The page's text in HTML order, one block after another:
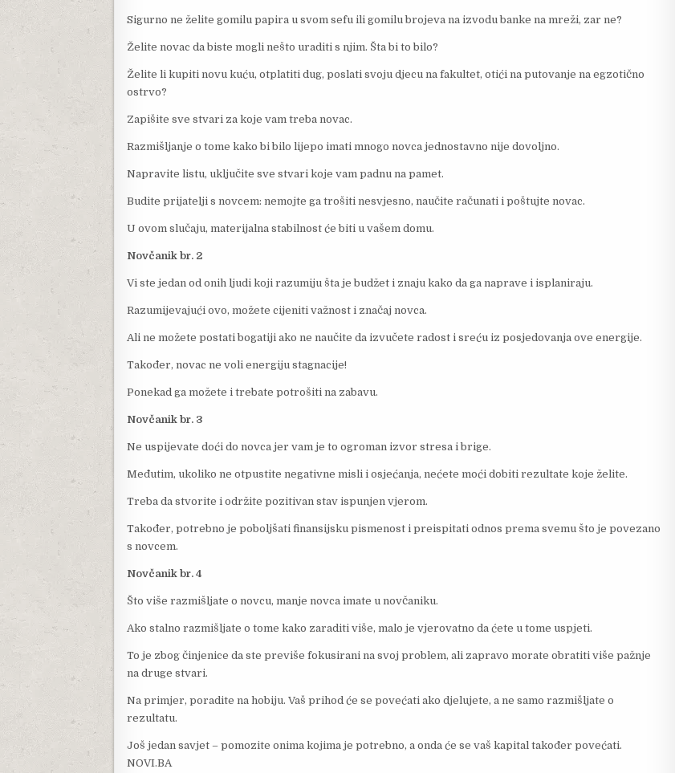
Sigurno ne želite gomilu papira u svom sefu ili gomilu brojeva na izvodu banke na mreži, zar ne?
Želite novac da biste mogli nešto uraditi s njim. Šta bi to bilo?
Želite li kupiti novu kuću, otplatiti dug, poslati svoju djecu na fakultet, otići na putovanje na egzotično
ostrvo?
Zapišite sve stvari za koje vam treba novac.
Razmišljanje o tome kako bi bilo lijepo imati mnogo novca jednostavno nije dovoljno.
Napravite listu, uključite sve stvari koje vam padnu na pamet.
Budite prijatelji s novcem: nemojte ga trošiti nesvjesno, naučite računati i poštujte novac.
U ovom slučaju, materijalna stabilnost će biti u vašem domu.
Novčanik br. 2
Vi ste jedan od onih ljudi koji razumiju šta je budžet i znaju kako da ga naprave i isplaniraju.
Razumijevajući ovo, možete cijeniti važnost i značaj novca.
Ali ne možete postati bogatiji ako ne naučite da izvučete radost i sreću iz posjedovanja ove energije.
Također, novac ne voli energiju stagnacije!
Ponekad ga možete i trebate potrošiti na zabavu.
Novčanik br. 3
Ne uspijevate doći do novca jer vam je to ogroman izvor stresa i brige.
Međutim, ukoliko ne otpustite negativne misli i osjećanja, nećete moći dobiti rezultate koje želite.
Treba da stvorite i održite pozitivan stav ispunjen vjerom.
Također, potrebno je poboljšati finansijsku pismenost i preispitati odnos prema svemu što je povezano
s novcem.
Novčanik br. 4
Što više razmišljate o novcu, manje novca imate u novčaniku.
Ako stalno razmišljate o tome kako zaraditi više, malo je vjerovatno da ćete u tome uspjeti.
To je zbog činjenice da ste previše fokusirani na svoj problem, ali zapravo morate obratiti više pažnje
na druge stvari.
Na primjer, poradite na hobiju. Vaš prihod će se povećati ako djelujete, a ne samo razmišljate o
rezultatu.
Još jedan savjet – pomozite onima kojima je potrebno, a onda će se vaš kapital također povećati.
NOVI.BA